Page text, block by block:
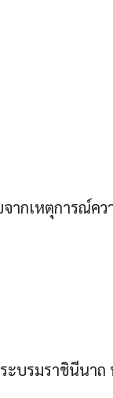
กเหตุการณ์คว
ระบรมราชินีน